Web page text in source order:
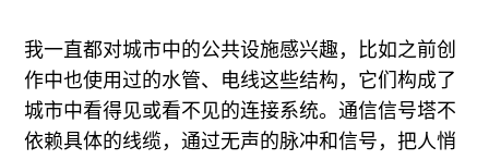
我一直都对城市中的公共设施感兴趣，比如之前创
作中也使用过的水管、电线这些结构，它们构成了
城市中看得见或看不见的连接系统。通信信号塔不
依赖具体的线缆，通过无声的脉冲和信号，把人悄